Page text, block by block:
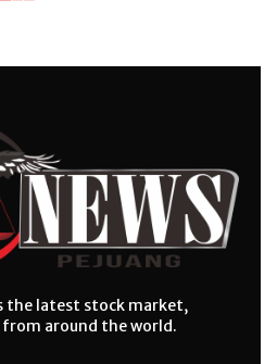
the latest stock market,
from around the world.